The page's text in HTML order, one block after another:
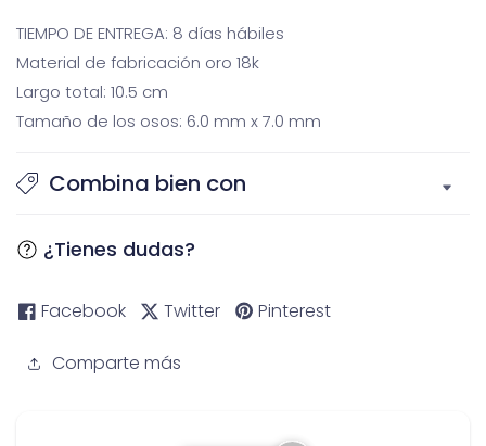
TIEMPO DE ENTREGA: 8 días hábiles
Material de fabricación oro 18k
Largo total: 10.5 cm
Tamaño de los osos: 6.0 mm x 7.0 mm
Combina bien con
¿Tienes dudas?
Facebook Twitter Pinterest
Comparte más